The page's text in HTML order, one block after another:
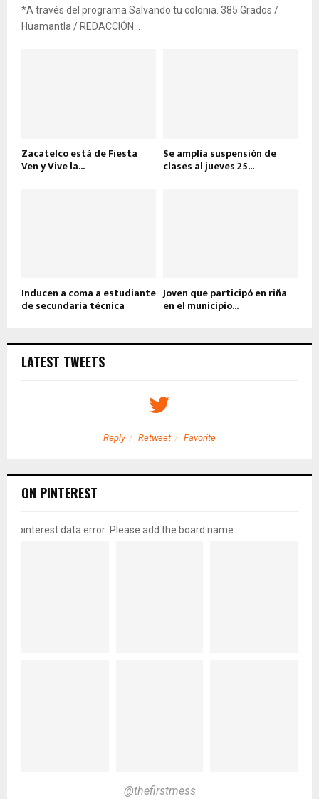
*A través del programa Salvando tu colonia. 385 Grados /
Huamantla / REDACCIÓN...
Zacatelco está de Fiesta
Ven y Vive la...
Se amplía suspensión de
clases al jueves 25...
Inducen a coma a estudiante
de secundaria técnica
Joven que participó en riña
en el municipio...
LATEST TWEETS
Reply Retweet Favorite
ON PINTEREST
pinterest data error: Please add the board name
@thefirstmess